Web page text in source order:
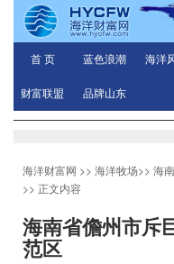
首 页 蓝色浪潮 海洋
财富联盟 品牌山东
海洋财富网 >> 海洋牧场>> 海
>> 正文内容
海南省儋州市斥
范区